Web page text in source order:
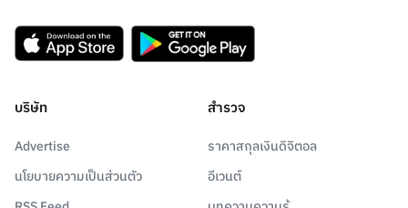
บริษัท
Advertise
นโยบายความเป็นส่วนตัว
สำรวจ
ราคาสกุลเงินดิจิตอล
อีเวนต์